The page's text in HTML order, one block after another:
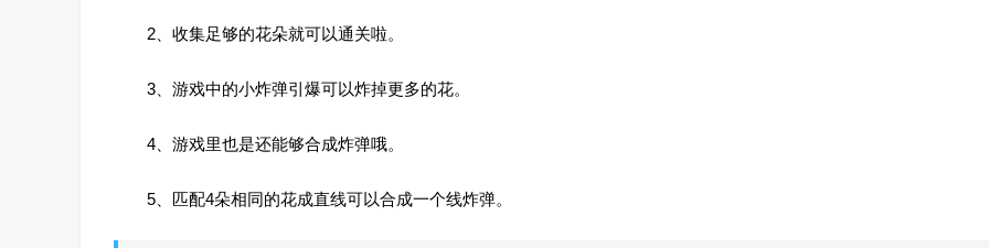
2、收集足够的花朵就可以通关啦。
3、游戏中的小炸弹引爆可以炸掉更多的花。
4、游戏里也是还能够合成炸弹哦。
5、匹配4朵相同的花成直线可以合成一个线炸弹。